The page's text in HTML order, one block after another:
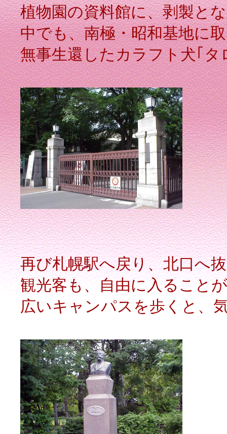
植物園の資料館に、剥製と
中でも、南極・昭和基地に
無事生還したカラフト犬｢タ
再び札幌駅へ戻り、北口へ
観光客も、自由に入ること
広いキャンパスを歩くと、